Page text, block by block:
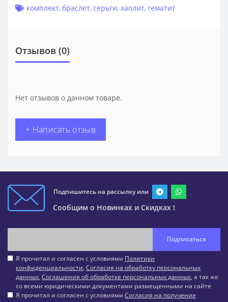
комплект, браслет, серьги, хаолит, гематит
Отзывов (0)
Нет отзывов о данном товаре.
+ Написать отзыв
Подпишитесь на рассылку или
Сообщим о Новинках и Скидках !
Подписаться
Я прочитал и согласен с условиями Политики
конфиденциальности, Согласия на обработку персональных
данных, Соглашения об обработке персональных данных, а так же
со всеми юридическими документами размещенными на сайте
Я прочитал и согласен с условиями Согласия на получение